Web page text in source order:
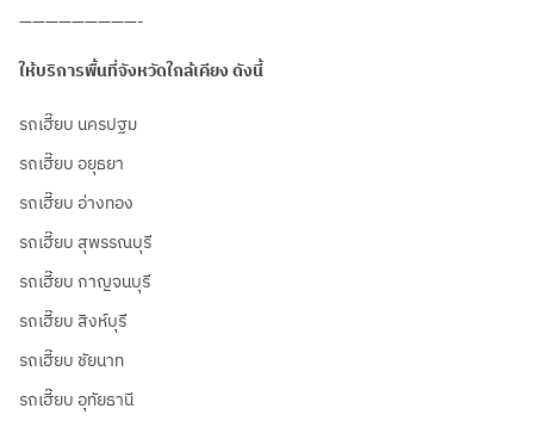
—————————-
ให้บริการพื้นที่จังหวัดใกล้เคียง ดังนี้
รถเฮี๊ยบ นครปฐม
รถเฮี๊ยบ อยุธยา
รถเฮี๊ยบ อ่างทอง
รถเฮี๊ยบ สุพรรณบุรี
รถเฮี๊ยบ กาญจนบุรี
รถเฮี๊ยบ สิงห์บุรี
รถเฮี๊ยบ ชัยนาท
รถเฮี๊ยบ อุทัยธานี